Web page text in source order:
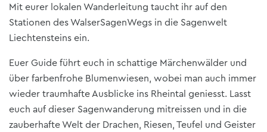
Mit eurer lokalen Wanderleitung taucht ihr auf den
Stationen des WalserSagenWegs in die Sagenwelt
Liechtensteins ein.
Euer Guide führt euch in schattige Märchenwälder und
über farbenfrohe Blumenwiesen, wobei man auch immer
wieder traumhafte Ausblicke ins Rheintal geniesst. Lasst
euch auf dieser Sagenwanderung mitreissen und in die
zauberhafte Welt der Drachen, Riesen, Teufel und Geister